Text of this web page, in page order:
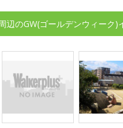
辺のGW(ゴールデンウィーク)